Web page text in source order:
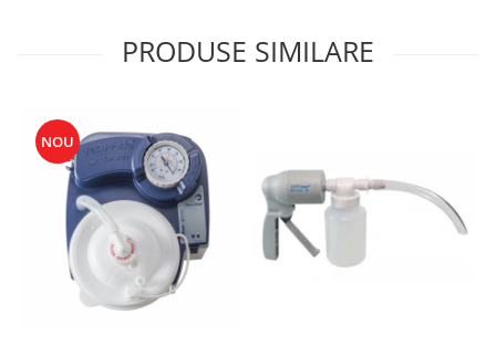
PRODUSE SIMILARE
NOU